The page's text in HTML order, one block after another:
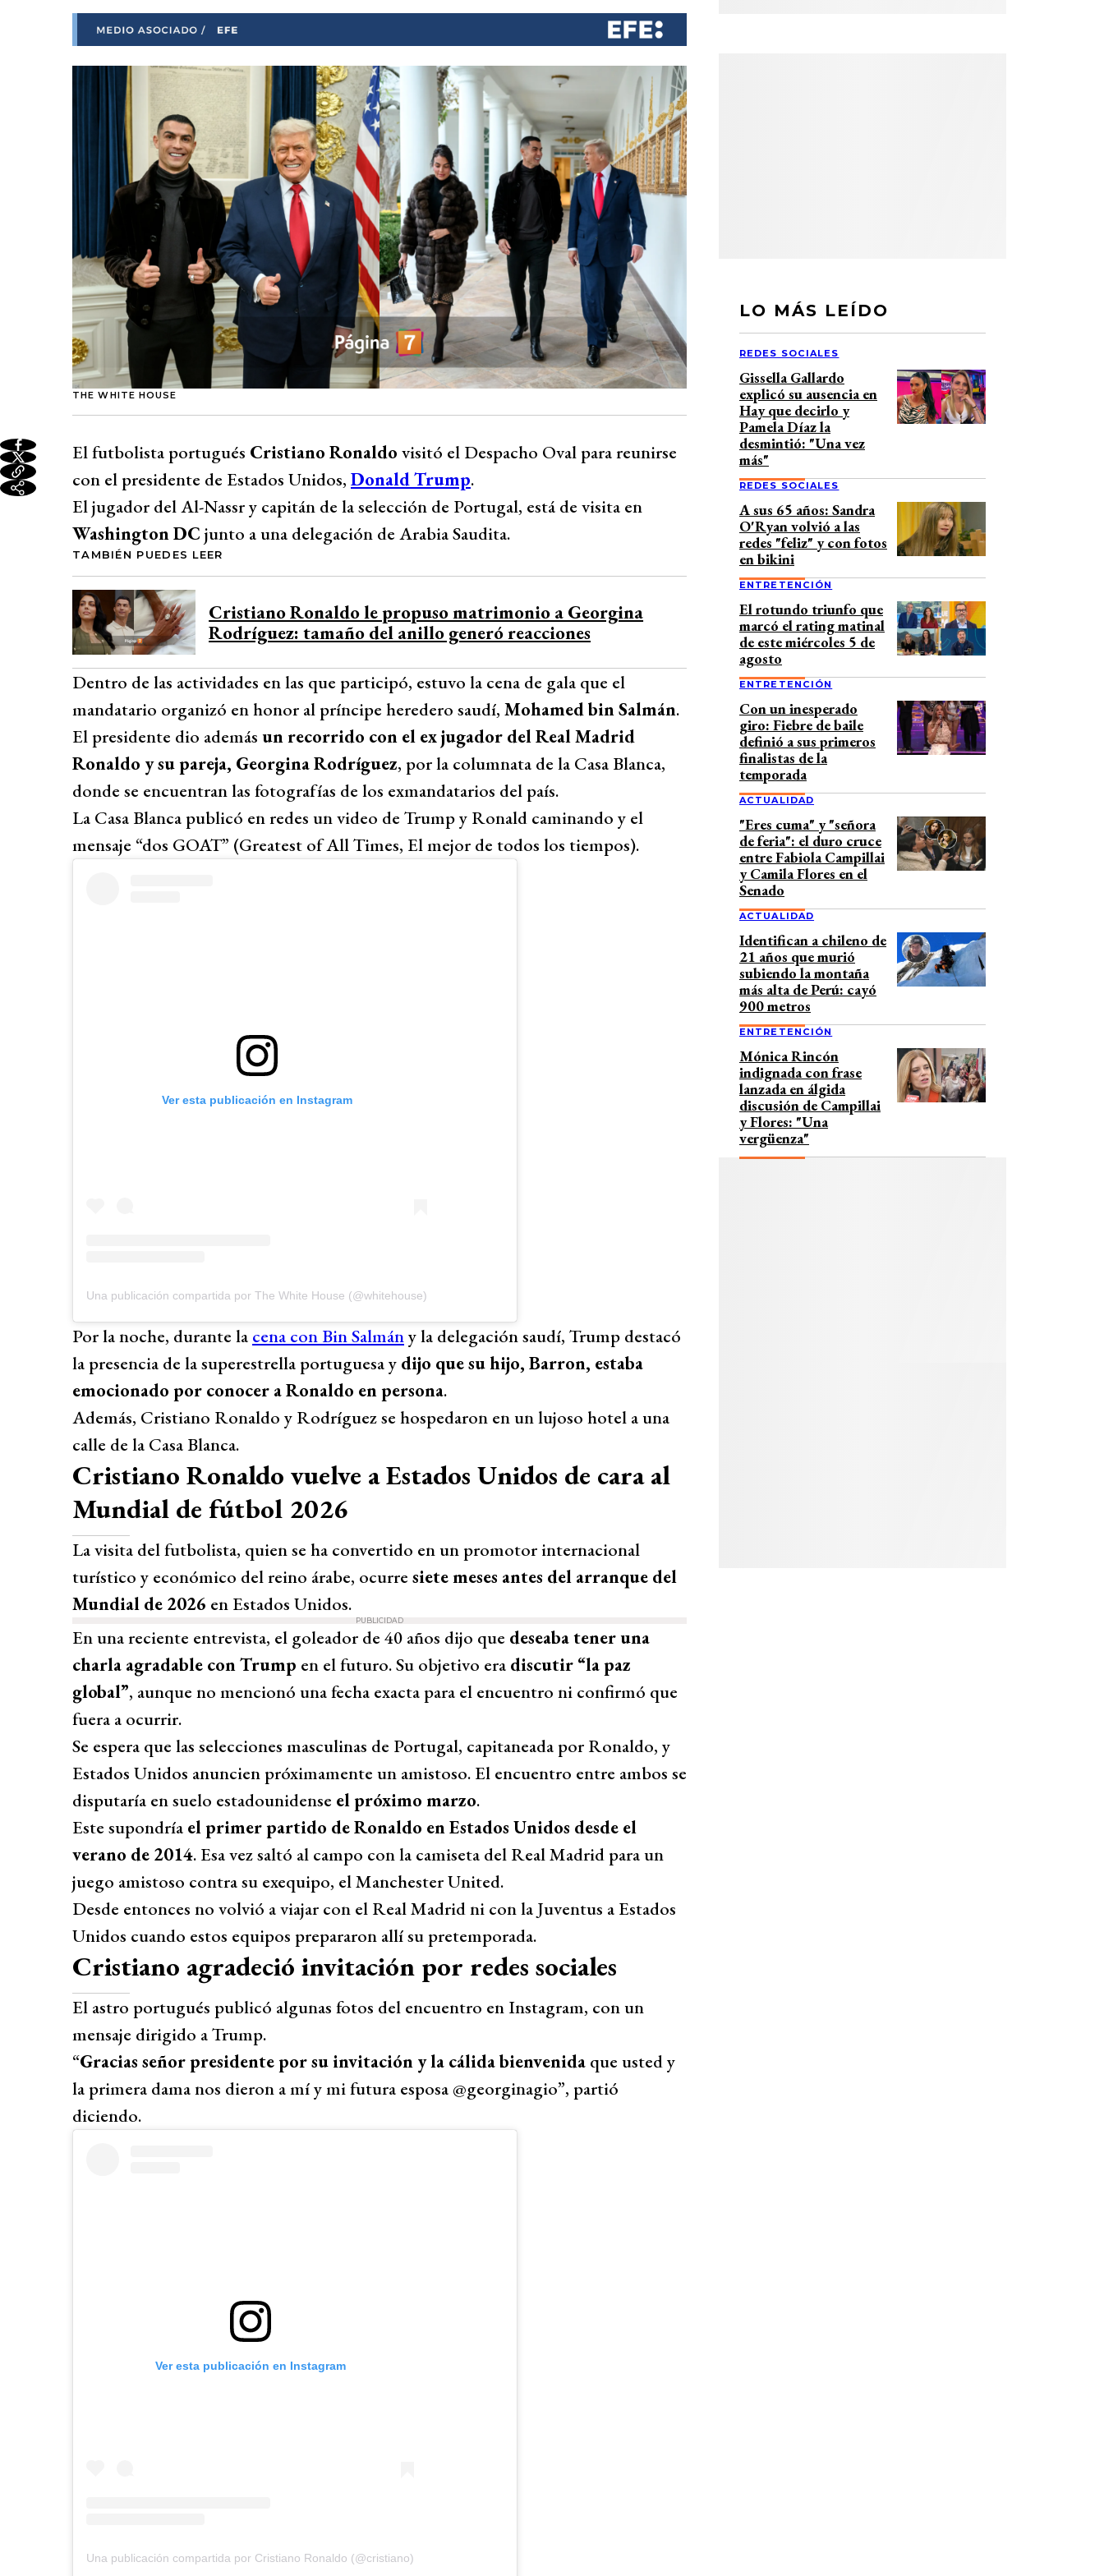
THE WHITE HOUSE
El futbolista portugués Cristiano Ronaldo visitó el Despacho Oval para reunirse
con el presidente de Estados Unidos, Donald Trump.
El jugador del Al-Nassr y capitán de la selección de Portugal, está de visita en
Washington DC junto a una delegación de Arabia Saudita.
TAMBIÉN PUEDES LEER
Cristiano Ronaldo le propuso matrimonio a Georgina
Rodríguez: tamaño del anillo generó reacciones
Dentro de las actividades en las que participó, estuvo la cena de gala que el
mandatario organizó en honor al príncipe heredero saudí, Mohamed bin Salmán.
El presidente dio además un recorrido con el ex jugador del Real Madrid
Ronaldo y su pareja, Georgina Rodríguez, por la columnata de la Casa Blanca,
donde se encuentran las fotografías de los exmandatarios del país.
La Casa Blanca publicó en redes un video de Trump y Ronald caminando y el
mensaje “dos GOAT” (Greatest of All Times, El mejor de todos los tiempos).
Ver esta publicación en Instagram
Una publicación compartida por The White House (@whitehouse)
Por la noche, durante la cena con Bin Salmány la delegación saudí, Trump destacó
la presencia de la superestrella portuguesa y dijo que su hijo, Barron, estaba
emocionado por conocer a Ronaldo en persona.
Además, Cristiano Ronaldo y Rodríguez se hospedaron en un lujoso hotel a una
calle de la Casa Blanca.
Cristiano Ronaldo vuelve a Estados Unidos de cara al
Mundial de fútbol 2026
La visita del futbolista, quien se ha convertido en un promotor internacional
turístico y económico del reino árabe, ocurre siete meses antes del arranque del
Mundial de 2026 en Estados Unidos.
PUBLICIDAD
En una reciente entrevista, el goleador de 40 años dijo que deseaba tener una
charla agradable con Trump en el futuro. Su objetivo era discutir “la paz
global”, aunque no mencionó una fecha exacta para el encuentro ni confirmó que
fuera a ocurrir.
Se espera que las selecciones masculinas de Portugal, capitaneada por Ronaldo, y
Estados Unidos anuncien próximamente un amistoso. El encuentro entre ambos se
disputaría en suelo estadounidense el próximo marzo.
Este supondría el primer partido de Ronaldo en Estados Unidos desde el
verano de 2014. Esa vez saltó al campo con la camiseta del Real Madrid para un
juego amistoso contra su exequipo, el Manchester United.
Desde entonces no volvió a viajar con el Real Madrid ni con la Juventus a Estados
Unidos cuando estos equipos prepararon allí su pretemporada.
Cristiano agradeció invitación por redes sociales
El astro portugués publicó algunas fotos del encuentro en Instagram, con un
mensaje dirigido a Trump.
“Gracias señor presidente por su invitación y la cálida bienvenida que usted y
la primera dama nos dieron a mí y mi futura esposa @georginagio”, partió
diciendo.
Ver esta publicación en Instagram
Una publicación compartida por Cristiano Ronaldo (@cristiano)
LO MÁS LEÍDO
REDES SOCIALES
Gissella Gallardo
explicó su ausencia en
Hay que decirlo y
Pamela Díaz la
desmintió: "Una vez
más"
REDES SOCIALES
A sus 65 años: Sandra
O'Ryan volvió a las
redes "feliz" y con fotos
en bikini
ENTRETENCIÓN
El rotundo triunfo que
marcó el rating matinal
de este miércoles 5 de
agosto
ENTRETENCIÓN
Con un inesperado
giro: Fiebre de baile
definió a sus primeros
finalistas de la
temporada
ACTUALIDAD
"Eres cuma" y "señora
de feria": el duro cruce
entre Fabiola Campillai
y Camila Flores en el
Senado
ACTUALIDAD
Identifican a chileno de
21 años que murió
subiendo la montaña
más alta de Perú: cayó
900 metros
ENTRETENCIÓN
Mónica Rincón
indignada con frase
lanzada en álgida
discusión de Campillai
y Flores: "Una
vergüenza"